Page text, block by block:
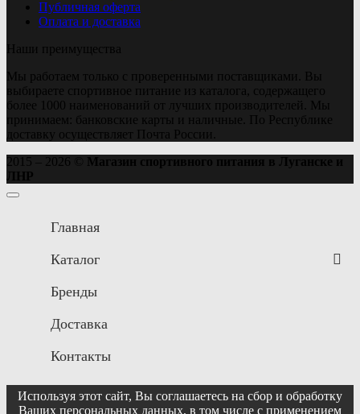
Публичная оферта
Оплата и доставка
Наши преимущества
Мы работаем только с проверенными поставщиками. Вы
выбираете спортивное питание из каталога, содержащего
более 1000 наименований от лучших производителей. Мы
принимаем: банковские карты и наличные. По Республике
доставку осуществляет Почта России.
2015 – 2026 ©
Магазин спортивного питания в Луганске и
ЛНР
Главная
Каталог
Бренды
Доставка
Контакты
Используя этот сайт, Вы соглашаетесь на сбор и обработку
Ваших персональных данных, в том числе с применением